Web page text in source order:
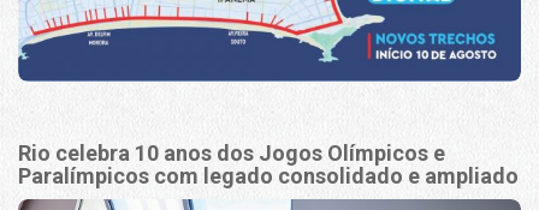
Rio celebra 10 anos dos Jogos Olímpicos e
Paralímpicos com legado consolidado e ampliado